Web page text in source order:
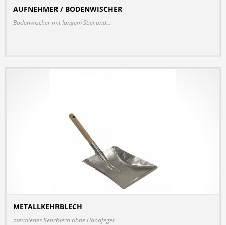
AUFNEHMER / BODENWISCHER
Bodenwischer mit langem Stiel und...
METALLKEHRBLECH
metallenes Kehrblech ohne Handfeger